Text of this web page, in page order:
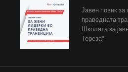
Јавен повик
праведната
Школата за
Тереза“